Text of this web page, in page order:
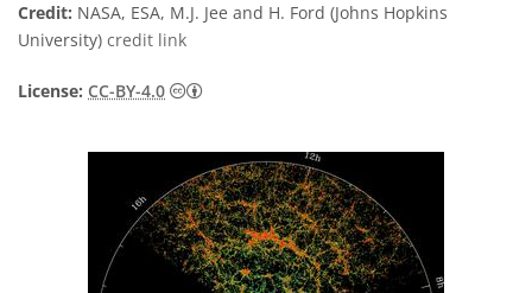
Credit: NASA, ESA, M.J. Jee and H. Ford (Johns Hopkins
University) credit link
License: CC-BY-4.0 Creative Commons Reconocimiento 4.0